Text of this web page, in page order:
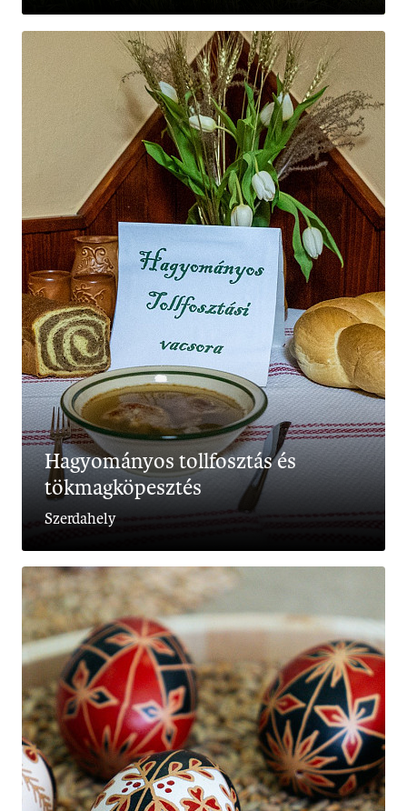
Hagyományos tollfosztás és
tökmagköpesztés
Szerdahely